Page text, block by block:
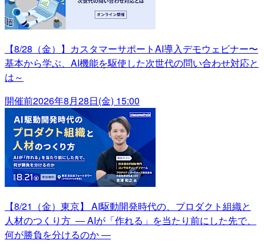
【8/28（金）】カスタマーサポートAI導入デモウェビナー〜
基本から学ぶ、AI機能を駆使した次世代の問い合わせ対応と
は～
開催前2026年8月28日(金) 15:00
【8/21（金）東京】 AI駆動開発時代の、プロダクト組織と
人材のつくり方 ― AIが「作れる」を当たり前にした先で、
何が勝負を分けるのか ―